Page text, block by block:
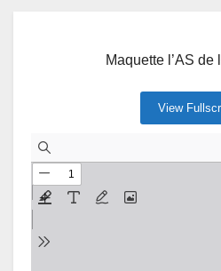
Maquette l’AS de
View